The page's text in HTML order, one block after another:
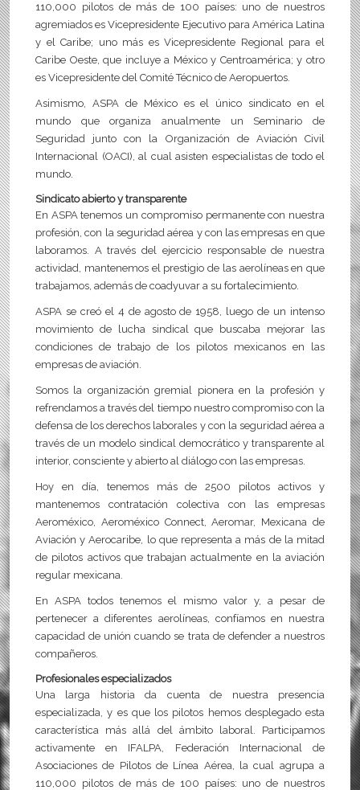
110,000 pilotos de más de 100 países: uno de nuestros
agremiados es Vicepresidente Ejecutivo para América Latina
y el Caribe; uno más es Vicepresidente Regional para el
Caribe Oeste, que incluye a México y Centroamérica; y otro
es Vicepresidente del Comité Técnico de Aeropuertos.
Asimismo, ASPA de México es el único sindicato en el
mundo que organiza anualmente un Seminario de
Seguridad junto con la Organización de Aviación Civil
Internacional (OACI), al cual asisten especialistas de todo el
mundo.
Sindicato abierto y transparente
En ASPA tenemos un compromiso permanente con nuestra
profesión, con la seguridad aérea y con las empresas en que
laboramos. A través del ejercicio responsable de nuestra
actividad, mantenemos el prestigio de las aerolíneas en que
trabajamos, además de coadyuvar a su fortalecimiento.
ASPA se creó el 4 de agosto de 1958, luego de un intenso
movimiento de lucha sindical que buscaba mejorar las
condiciones de trabajo de los pilotos mexicanos en las
empresas de aviación.
Somos la organización gremial pionera en la profesión y
refrendamos a través del tiempo nuestro compromiso con la
defensa de los derechos laborales y con la seguridad aérea a
través de un modelo sindical democrático y transparente al
interior, consciente y abierto al diálogo con las empresas.
Hoy en día, tenemos más de 2500 pilotos activos y
mantenemos contratación colectiva con las empresas
Aeroméxico, Aeroméxico Connect, Aeromar, Mexicana de
Aviación y Aerocaribe, lo que representa a más de la mitad
de pilotos activos que trabajan actualmente en la aviación
regular mexicana.
En ASPA todos tenemos el mismo valor y, a pesar de
pertenecer a diferentes aerolíneas, confíamos en nuestra
capacidad de unión cuando se trata de defender a nuestros
compañeros.
Profesionales especializados
Una larga historia da cuenta de nuestra presencia
especializada, y es que los pilotos hemos desplegado esta
característica más allá del ámbito laboral. Participamos
activamente en IFALPA, Federación Internacional de
Asociaciones de Pilotos de Línea Aérea, la cual agrupa a
110,000 pilotos de más de 100 países: uno de nuestros